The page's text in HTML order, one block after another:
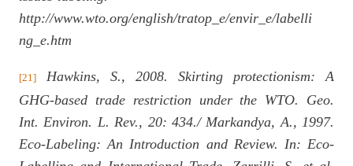
http://www.wto.org/english/tratop_e/envir_e/labelli
ng_e.htm
[21]
Hawkins, S., 2008. Skirting protectionism: A
GHG-based trade restriction under the WTO. Geo.
Int. Environ. L. Rev., 20: 434./ Markandya, A., 1997.
Eco-Labeling: An Introduction and Review. In: Eco-